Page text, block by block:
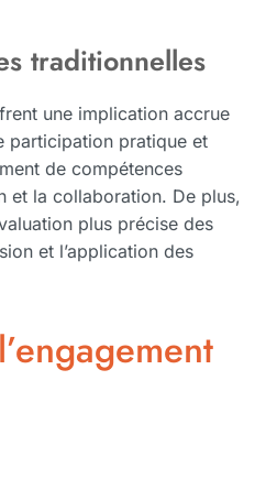
traditionnelles
une implication accrue
participation pratique et
de compétences
et la collaboration. De plus,
plus précise des
et l’application des